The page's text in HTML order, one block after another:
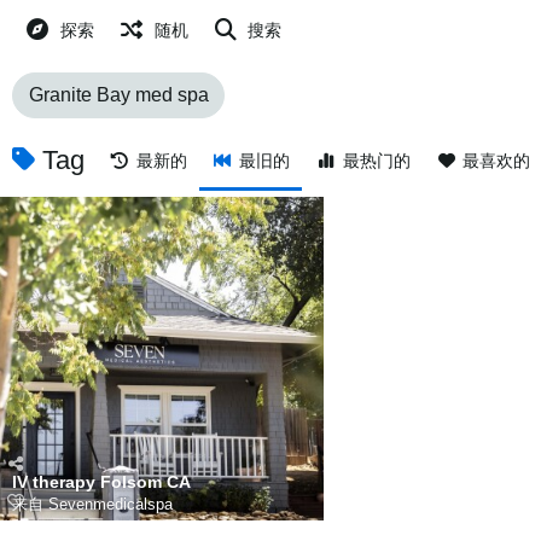
探索 随机 搜索
Granite Bay med spa
Tag 最新的 最旧的 最热门的 最喜欢的
IV therapy Folsom CA
来自Sevenmedicalspa